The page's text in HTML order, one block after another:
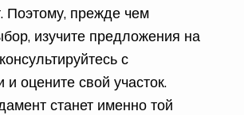
Поэтому, прежде чем
изучите предложения на
с
и оцените свой участок.
станет именно той